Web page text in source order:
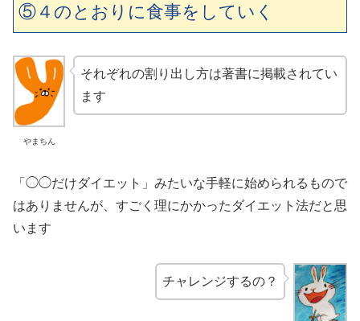
⑤４のとおりに食事をしていく
やまちん
それぞれの割り出し方は著書に掲載されてい
ます
「◯◯だけダイエット」みたいな手軽に始められるもので
はありませんが、すごく理にかかったダイエット法だと思
います
チャレンジするの？